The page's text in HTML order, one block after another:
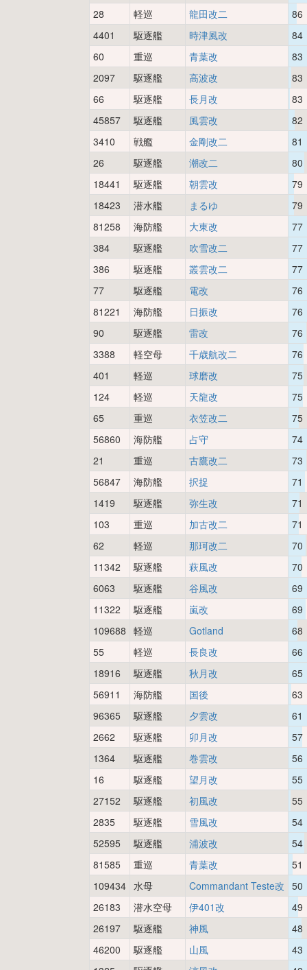
28
軽巡 龍田改二
86
4401
駆逐艦 時津風改
84
60
重巡 青葉改
83
2097
駆逐艦 高波改
83
66
駆逐艦 長月改
83
45857
駆逐艦 風雲改
82
3410
戦艦 金剛改二
81
26
駆逐艦 潮改二
80
18441
駆逐艦 朝雲改
79
18423
潜水艦 まるゆ
79
81258
海防艦 大東改
77
384
駆逐艦 吹雪改二
77
386
駆逐艦 叢雲改二
77
77
駆逐艦 電改
76
81221
海防艦 日振改
76
90
駆逐艦 雷改
76
3388
軽空母 千歳航改二
76
401
軽巡 球磨改
75
124
軽巡 天龍改
75
65
重巡 衣笠改二
75
56860
海防艦 占守
74
21
重巡 古鷹改二
73
56847
海防艦 択捉
71
1419
駆逐艦 弥生改
71
103
重巡 加古改二
71
62
軽巡 那珂改二
70
11342
駆逐艦 萩風改
70
6063
駆逐艦 谷風改
69
11322
駆逐艦 嵐改
69
109688 軽巡 Gotland
68
55
軽巡 長良改
66
18916
駆逐艦 秋月改
65
56911
海防艦 国後
63
96365
駆逐艦 夕雲改
61
2662
駆逐艦 卯月改
57
1364
駆逐艦 巻雲改
56
16
駆逐艦 望月改
55
27152
駆逐艦 初風改
55
2835
駆逐艦 雪風改
54
52595
駆逐艦 浦波改
54
81585
重巡 青葉改
51
109434 水母 Commandant Teste改 50
26183
潜水空母 伊401改
49
26197
駆逐艦 神風
48
46200
駆逐艦 山風
43